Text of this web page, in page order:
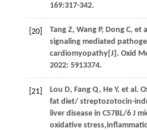
169:317-342.
[20] Tang Z, Wang P, Dong C, et
signaling mediated
cardiomyopathy[J]. Oxid
2022: 5913374.
[21] Lou D, Fang Q, He Y, et al.
fat diet/ streptozotocin-
liver disease in C57BL/6 J
oxidative